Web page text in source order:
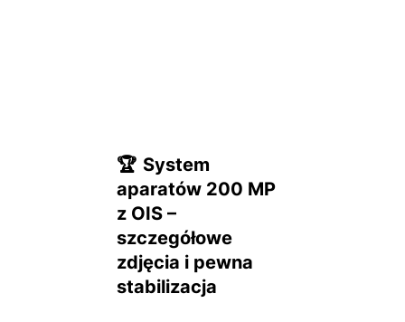
🏆 System
aparatów 200 MP
z OIS –
szczegółowe
zdjęcia i pewna
stabilizacja